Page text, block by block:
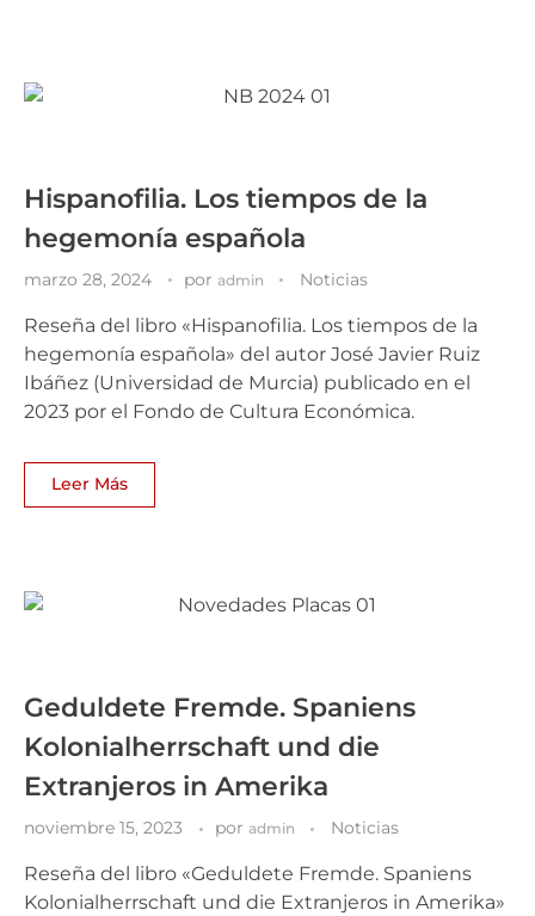
Hispanofilia. Los tiempos de la
hegemonía española
marzo 28, 2024 por admin Noticias
Reseña del libro «Hispanofilia. Los tiempos de la
hegemonía española» del autor José Javier Ruiz
Ibáñez (Universidad de Murcia) publicado en el
2023 por el Fondo de Cultura Económica.
Leer Más
Geduldete Fremde. Spaniens
Kolonialherrschaft und die
Extranjeros in Amerika
noviembre 15, 2023 por admin Noticias
Reseña del libro «Geduldete Fremde. Spaniens
Kolonialherrschaft und die Extranjeros in Amerika»